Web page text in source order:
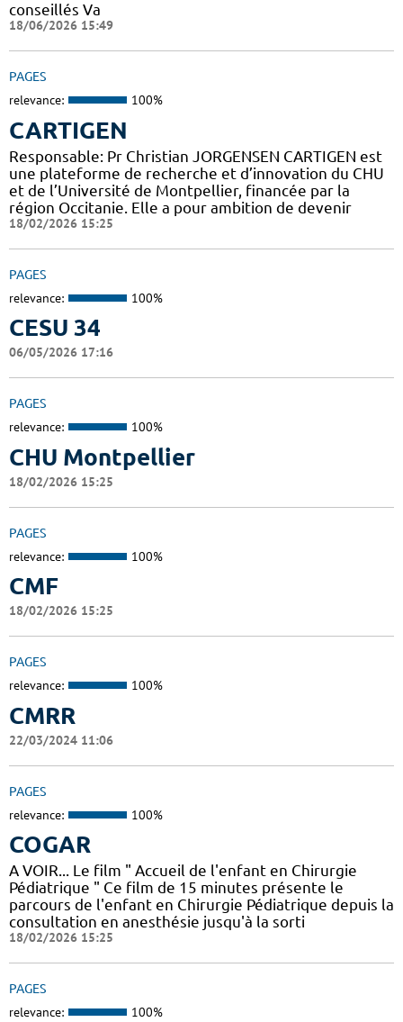
conseillés Va
18/06/2026 15:49
PAGES
relevance: 100%
CARTIGEN
Responsable: Pr Christian JORGENSEN CARTIGEN est
une plateforme de recherche et d’innovation du CHU
et de l’Université de Montpellier, financée par la
région Occitanie. Elle a pour ambition de devenir
18/02/2026 15:25
PAGES
relevance: 100%
CESU 34
06/05/2026 17:16
PAGES
relevance: 100%
CHU Montpellier
18/02/2026 15:25
PAGES
relevance: 100%
CMF
18/02/2026 15:25
PAGES
relevance: 100%
CMRR
22/03/2024 11:06
PAGES
relevance: 100%
COGAR
A VOIR... Le film " Accueil de l'enfant en Chirurgie
Pédiatrique " Ce film de 15 minutes présente le
parcours de l'enfant en Chirurgie Pédiatrique depuis la
consultation en anesthésie jusqu'à la sorti
18/02/2026 15:25
PAGES
relevance: 100%